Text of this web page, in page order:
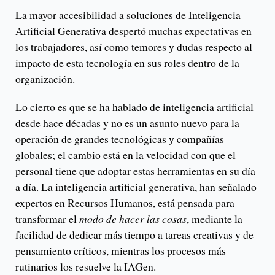
La mayor accesibilidad a soluciones de Inteligencia
Artificial Generativa despertó muchas expectativas en
los trabajadores, así como temores y dudas respecto al
impacto de esta tecnología en sus roles dentro de la
organización.
Lo cierto es que se ha hablado de inteligencia artificial
desde hace décadas y no es un asunto nuevo para la
operación de grandes tecnológicas y compañías
globales; el cambio está en la velocidad con que el
personal tiene que adoptar estas herramientas en su día
a día. La inteligencia artificial generativa, han señalado
expertos en Recursos Humanos, está pensada para
transformar elmodo de hacer las cosas, mediante la
facilidad de dedicar más tiempo a tareas creativas y de
pensamiento críticos, mientras los procesos más
rutinarios los resuelve la IAGen.